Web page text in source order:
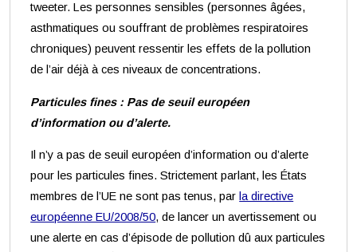
tweeter. Les personnes sensibles (personnes âgées,
asthmatiques ou souffrant de problèmes respiratoires
chroniques) peuvent ressentir les effets de la pollution
de l’air déjà à ces niveaux de concentrations.
Particules fines : Pas de seuil européen
d’information ou d’alerte.
Il n’y a pas de seuil européen d’information ou d’alerte
pour les particules fines. Strictement parlant, les États
membres de l’UE ne sont pas tenus, par la directive
européenne EU/2008/50, de lancer un avertissement ou
une alerte en cas d’épisode de pollution dû aux particules